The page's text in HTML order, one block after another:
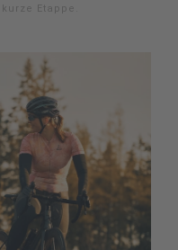
Etappe.